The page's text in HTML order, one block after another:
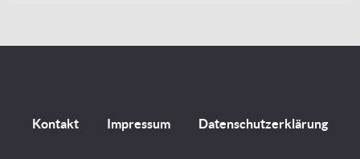
Kontakt Impressum Datenschutzerklärung